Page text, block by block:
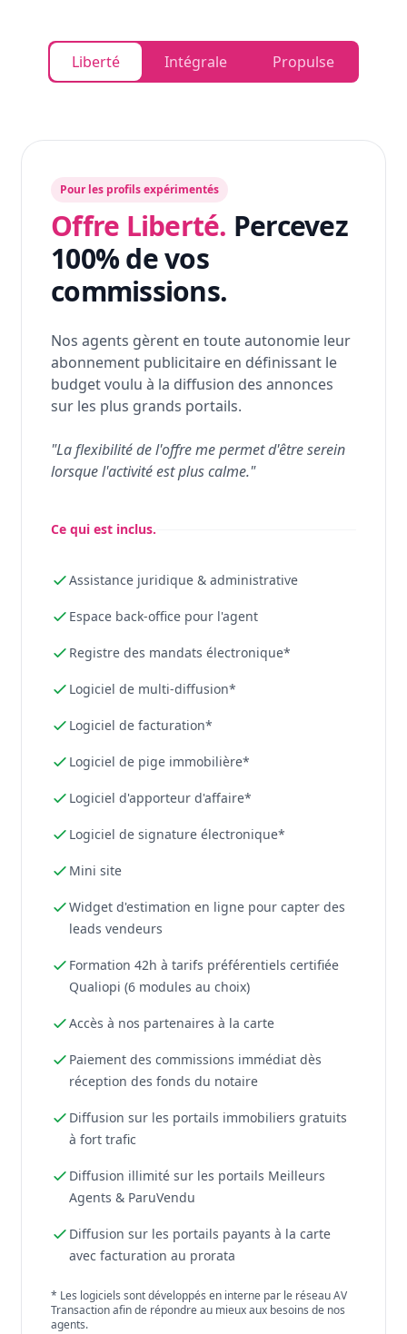
Liberté Intégrale Propulse
Pour les profils expérimentés
Offre Liberté. Percevez
100% de vos
commissions.
Nos agents gèrent en toute autonomie leur
abonnement publicitaire en définissant le
budget voulu à la diffusion des annonces
sur les plus grands portails.
"La flexibilité de l'offre me permet d'être serein
lorsque l'activité est plus calme."
Ce qui est inclus.
Assistance juridique & administrative
Espace back-office pour l'agent
Registre des mandats électronique*
Logiciel de multi-diffusion*
Logiciel de facturation*
Logiciel de pige immobilière*
Logiciel d'apporteur d'affaire*
Logiciel de signature électronique*
Mini site
Widget d'estimation en ligne pour capter des
leads vendeurs
Formation 42h à tarifs préférentiels certifiée
Qualiopi (6 modules au choix)
Accès à nos partenaires à la carte
Paiement des commissions immédiat dès
réception des fonds du notaire
Diffusion sur les portails immobiliers gratuits
à fort trafic
Diffusion illimité sur les portails Meilleurs
Agents & ParuVendu
Diffusion sur les portails payants à la carte
avec facturation au prorata
* Les logiciels sont développés en interne par le réseau AV
Transaction afin de répondre au mieux aux besoins de nos
agents.